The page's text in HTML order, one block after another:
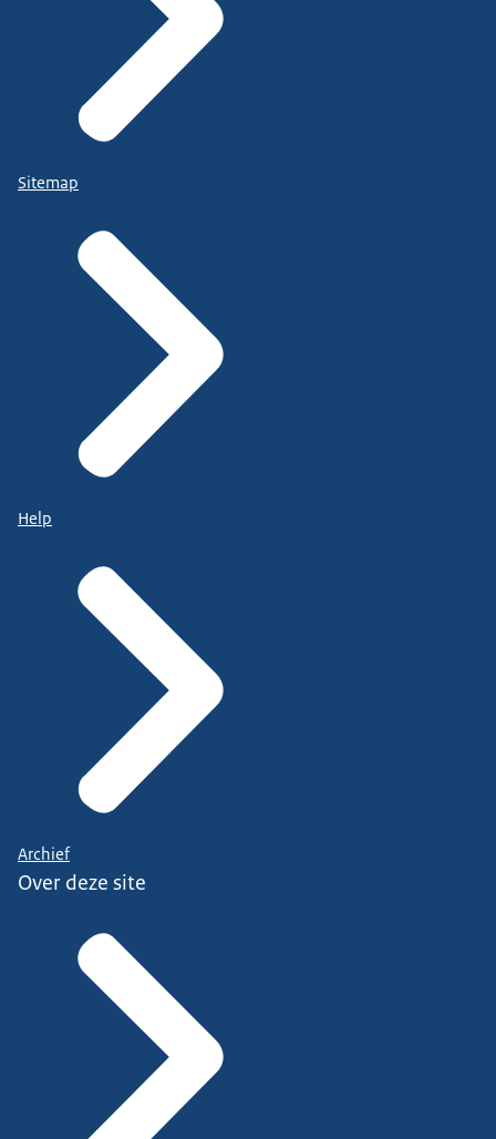
Sitemap
Help
Archief
Over deze site